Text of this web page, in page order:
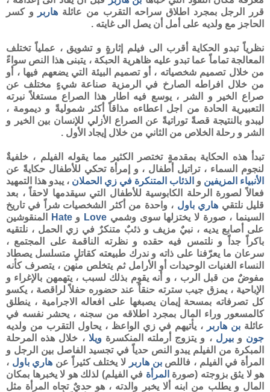
قرر الرجل بمجرد اطلاق سراحه التقرب من عائلة هاربر
و كسر
الحاجز مع ولديه على أمل أن يصل الى غايته .
نظرياً تبدو الحكاية أقرب الى فيلم إثارةٍ و تشويق ، عملياً تختلف
المعالجة تماماً عما تبدو عليه ظاهرية الحبكة ، يتبنى هذا النص سواءً
من خلال تصميم شخصياته ، أو تصميم البيئة التي يضعهم فيها ، أو
من خلال افراطه الصارخ في الرمزية صناعة شيءٍ مختلف عن
صراع الخير و الشر ، يوسع فيه اطار هذا الصراع مستغلاً نبرته
التعبيرية الحادة من اجل اعطاءه مذاقاً أكثر شموليةً و ديمومة ،
ليبدو بالنتيجة قصةً توراتيةً عن الصراع الأزلي للإنسان بين الخير و
الشر و رحلة الخلاص من الثاني من خلال إيجاد الأول .
تبدأ هذه الحكاية بمقدمةٍ تختصر الكثير مما يقوله الفيلم ، خلفيةٌ
لنجوم السماء ، تراتيل أطفال ، و إمرأة تحكي للأطفال حكايةً عن
الأنبياء المزيفين و الذئاب المتنكرة في زي الحملان ، يبدو هذا التمهيد
فعالاً لصورة الرحلة الكابوسية للأطفال التي سيقدمها لاحقاً ، بعد
قليل نلتقي هاري باول ، واحدة من أكثر الشخصيات شراً في تاريخ
السينما ، صورة لا يختزلها سوى وشمي Love وHate
المنقوشين
على أصابع يديه ، نبيٌ مزيف و ذئبٌ متنكرٌ في زي الحمل ، نلتقيه
باكراً جداً و نلتمس فيه حقده و نظرته الناقمة على المجتمع ،
سرعان ما يعرّفنا على ذاته و ندرك طبيعته كقاتلٍ متسلسل يصطاد
النساء الغنيات الوحيدات أو الأرامل ثم يتخلص منهن ، يتصرف كأنه
مفوضٌ من قبل الرب ، و أنه يقوم بذلك لسبب ، يتهمهن بالإغراء و
الإباحية ، يمزق جيب سترته حنقاً عند حضوره حفلاً لراقصة ، يكسو
كل تصرفاته بمسحة إيمان يصبغها على افعاله الاجرامية ، ينطلق
كالمسعور وراء المال بمجرد اطلاقه من سجنه ، يحشر نفسه في
عائلة بن هاربر
، يأتيهم في زي الواعظ ، يحاول التقرب من ولديه
جون وبيرل ، و يتزوج أرملته المنكسرةويلا ، خلال هذه المرحلة
المبكرة من الفيلم يبدو النص حدياً في تجسيد الفاصل بين الرجل و
المرأة في الفيلم ، فاللصبن هاربر لا يختلف كثيراً عن هاري باول ،
هو لا يثق بزوجته (صورة المرأة في الفيلم) لذلك هو لا يخبرها بمكان
المال و يطلب من ابنه ألا يخبر والدته ، هو حديٌ تجاه المرأة مثل